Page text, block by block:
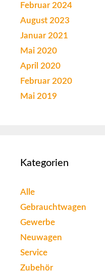
Februar 2024
August 2023
Januar 2021
Mai 2020
April 2020
Februar 2020
Mai 2019
Kategorien
Alle
Gebrauchtwagen
Gewerbe
Neuwagen
Service
Zubehör